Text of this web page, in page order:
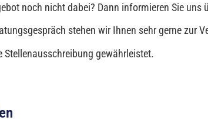
noch nicht dabei? Dann informieren Sie uns
stehen wir Ihnen sehr gerne zur
gewährleistet.